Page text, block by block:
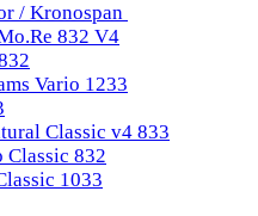
/ Kronospan
832 V4
Vario 1233
Classic v4 833
Classic 832
1033